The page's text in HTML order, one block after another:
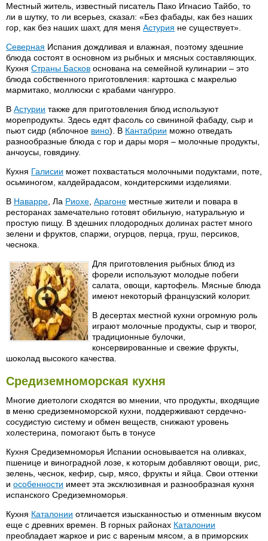
Местный житель, известный писатель Пако Игнасио Тайбо, то
ли в шутку, то ли всерьез, сказал: «Без фабады, как без наших
гор, как без наших шахт, для меня Астурия не существует».
Северная Испания дождливая и влажная, поэтому здешние
блюда состоят в основном из рыбных и мясных составляющих.
Кухня Страны Басков основана на семейной кулинарии – это
блюда собственного приготовления: картошка с макрелью
мармитако, моллюски с крабами чангурро.
В Астурии также для приготовления блюд используют
морепродукты. Здесь едят фасоль со свининой фабаду, сыр и
пьют сидр (яблочное вино). В Кантабрии можно отведать
разнообразные блюда с гор и дары моря – молочные продукты,
анчоусы, говядину.
Кухня Галисии может похвастаться молочными подуктами, поте,
осьминогом, калдейрадасом, кондитерскими изделиями.
В Наварре , Ла Риохе Арагоне местные жители и повара в
ресторанах замечательно готовят обильную, натуральную и
простую пищу. В здешних плодородных долинах растет много
зелени и фруктов, спаржи, огурцов, перца, груш, персиков,
чеснока.
Для приготовления рыбных блюд из
форели используют молодые побеги
салата, овощи, картофель. Мясные блюда
имеют некоторый французский колорит.
В десертах местной кухни огромную роль
играют молочные продукты, сыр и творог,
традиционные булочки,
консервированные и свежие фрукты,
шоколад высокого качества.
Средиземноморская кухня
Многие диетологи сходятся во мнении, что продукты, входящие
в меню средиземноморской кухни, поддерживают сердечно-
сосудистую систему и обмен веществ, снижают уровень
холестерина, помогают быть в тонусе
Кухня Средиземноморья Испании основывается на оливках,
пшенице и виноградной лозе, к которым добавляют овощи, рис,
зелень, чеснок, кефир, сыр, мясо, фрукты и яйца. Свои оттенки
и особенности имеет эта эксклюзивная и разнообразная кухня
испанского Средиземноморья.
Кухня Каталонии отличается изысканностью и отменным вкусом
еще с древних времен. В горных районах Каталонии
преобладает жаркое и рис с вареным мясом, а в приморских